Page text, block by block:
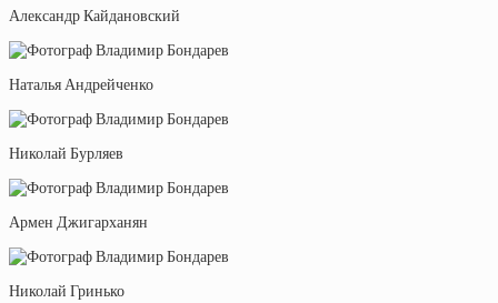
Александр Кайдановский
Наталья Андрейченко
Николай Бурляев
Армен Джигарханян
Николай Гринько